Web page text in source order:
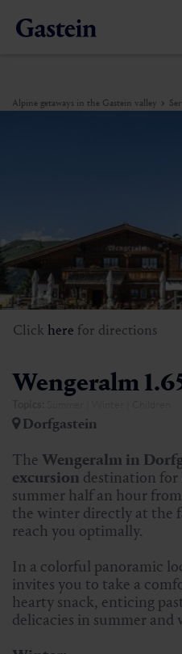
Alpine getaways in the Gastein valley
Click here for directions
Wengeralm
Dorfgastein
The Wengeralm in
excursion destination for
summer half an hour
the winter directly at the
reach you optimally.
In a colorful panoramic
invites you to take a
hearty snack, enticing
delicacies in summer and